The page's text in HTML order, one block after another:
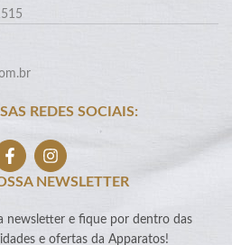
REDES SOCIAIS:
NEWSLETTER
newsletter e fique por dentro das
e ofertas da Apparatos!